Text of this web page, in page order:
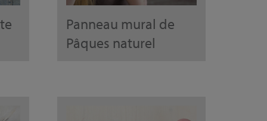
Panneau mural de
Pâques naturel